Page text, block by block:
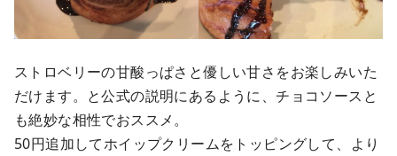
ストロベリーの甘酸っぱさと優しい甘さをお楽しみいた
だけます。と公式の説明にあるように、チョコソースと
も絶妙な相性でおススメ。
50円追加してホイップクリームをトッピングして、より